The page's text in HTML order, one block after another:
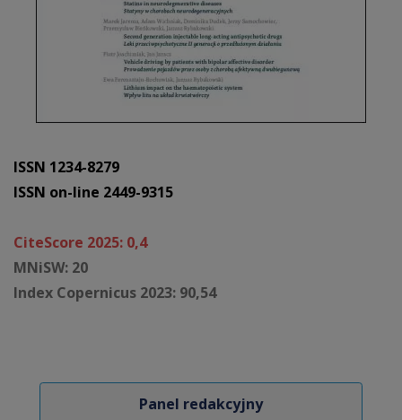
ISSN 1234-8279
ISSN on-line 2449-9315
CiteScore 2025: 0,4
MNiSW: 20
Index Copernicus 2023: 90,54
Panel redakcyjny